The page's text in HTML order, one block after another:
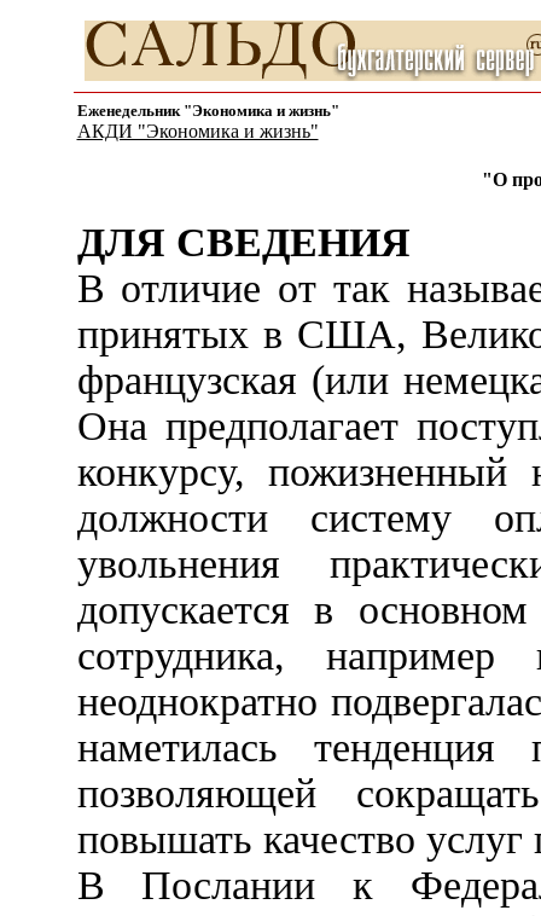
Еженедельник "Экономика и жизнь"
АКДИ "Экономика и жизнь"
"О
ДЛЯ СВЕДЕНИЯ
В отличие от так
принятых в США,
французская (или
Она предполагает
конкурсу,
должности систему
увольнения
допускается в
сотрудника,
неоднократно
наметилась тенденция
позволяющей
повышать качество услуг
В Послании к